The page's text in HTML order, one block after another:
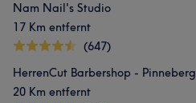
Nam Nail's Studio
17 Km entfernt
(647)
HerrenCut Barbershop - Pinneberg
20 Km entfernt